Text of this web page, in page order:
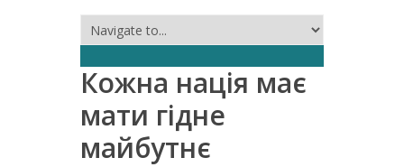
Кожна нація має
мати гідне
майбутнє